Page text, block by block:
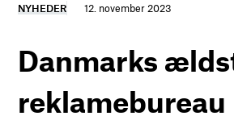
NYHEDER 12. november 2023
Danmarks
reklamebureau